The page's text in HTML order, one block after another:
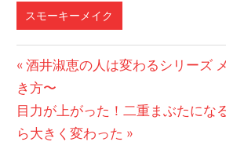
スモーキーメイク
投
稿
ナ
前
の
投
稿:
酒井淑恵の人は変わるシリーズ
き方〜
次
の
目力が上がった！二重まぶたにな
ら大きく変わった